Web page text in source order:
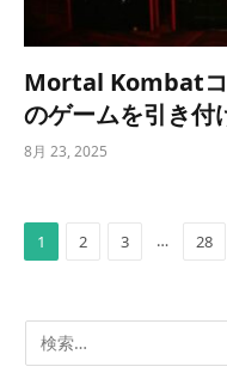
Mortal Kombatコ
のゲームを引き付
8月 23, 2025
1 2 3 … 28